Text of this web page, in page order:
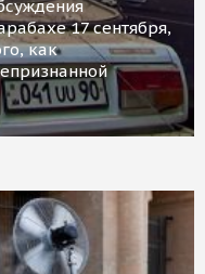
17 сентября,
как